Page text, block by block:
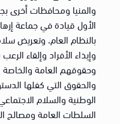
والمنيا ومحافظات أخرى
الأول قيادة في جماعة
بالنظام العام، وتعريض
وإيذاء الأفراد وإلقاء
وحقوقهم العامة والخاصة
والحقوق التي كفلها
الوطنية والسلام
السلطات العامة ومصالح